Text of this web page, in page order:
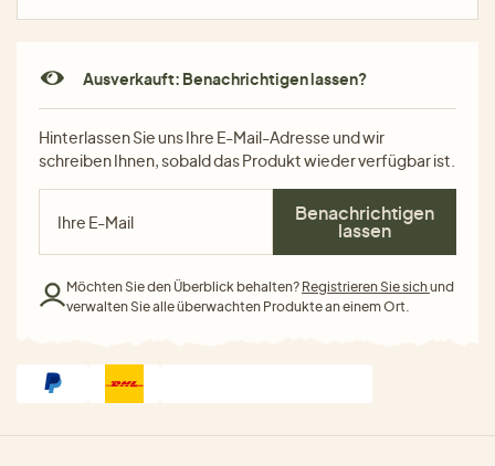
Ausverkauft: Benachrichtigen lassen?
Hinterlassen Sie uns Ihre E-Mail-Adresse und wir
schreiben Ihnen, sobald das Produkt wieder verfügbar ist.
Benachrichtigen
lassen
Möchten Sie den Überblick behalten? Registrieren Sie sichund
verwalten Sie alle überwachten Produkte an einem Ort.